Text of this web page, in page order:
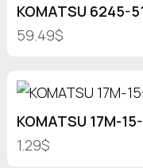
KOMATSU 6245-
59.49$
KOMATSU 17M-
1.29$